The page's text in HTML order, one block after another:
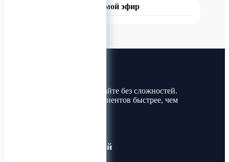
Прямой эфир
Покупайте и продавайте без сложностей.
Найдите товары и клиентов быстрее, чем
Для пользователей